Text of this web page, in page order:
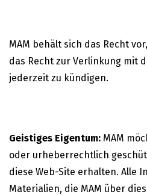
MAM behält sich das Recht
das Recht zur Verlinkung mit
jederzeit zu kündigen.
Geistiges Eigentum: MAM
oder urheberrechtlich
diese Web-Site erhalten. Alle
Materialien, die MAM über